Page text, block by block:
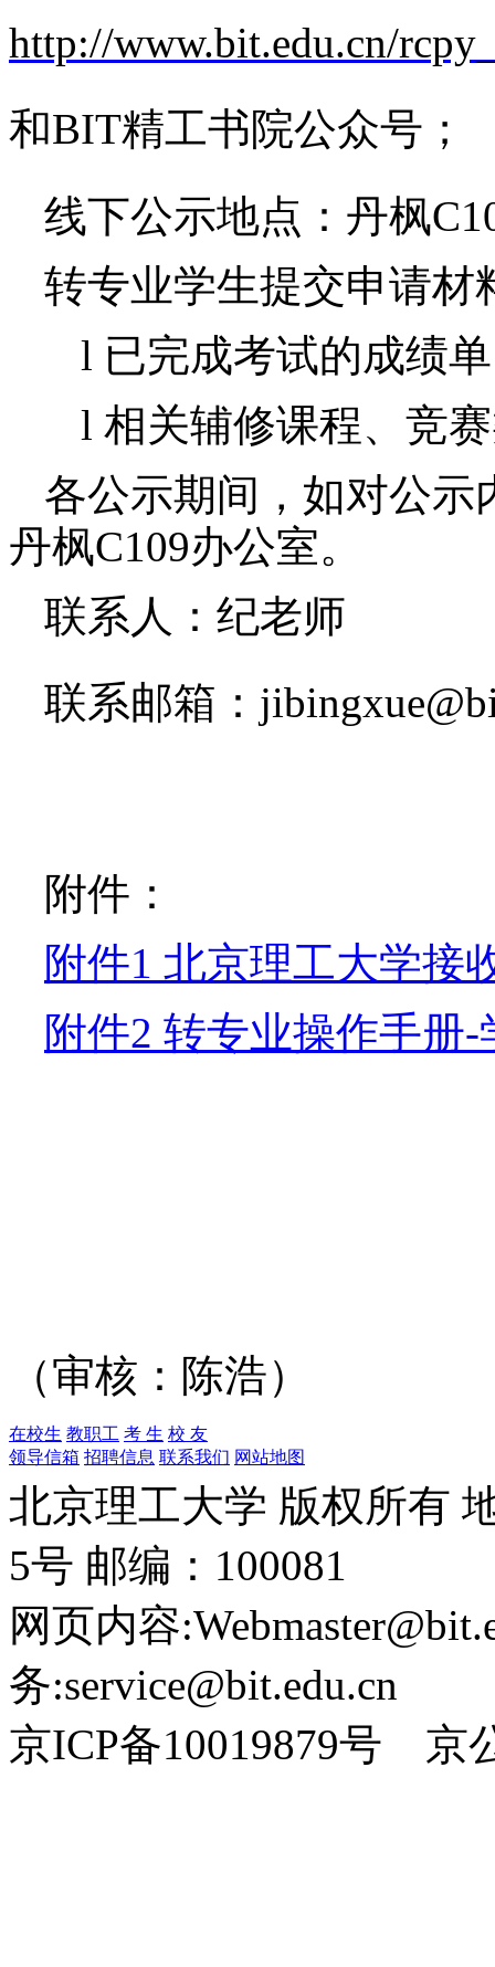
http://www.bit.edu.cn/
和BIT精工书院公众号 ；
线下公示地点： 丹枫
转专业学生提交申请材
l 已完成考试的成绩
l 相关辅修课程、竞
各公示期间，如对公示
丹枫C109办公室。
联系人： 纪老师
联系邮箱： jibingxue@
附件 ：
附件1 北京理工大学接
附件2 转专业操作手册-
（审核：陈浩）
在校生 教职工 考 生 校 友
领导信箱 招聘信息 联系我们 网站地图
北京理工大学 版权所有
5号 邮编：100081
网页内容
务:service@bit.edu.cn
京ICP备10019879号 京